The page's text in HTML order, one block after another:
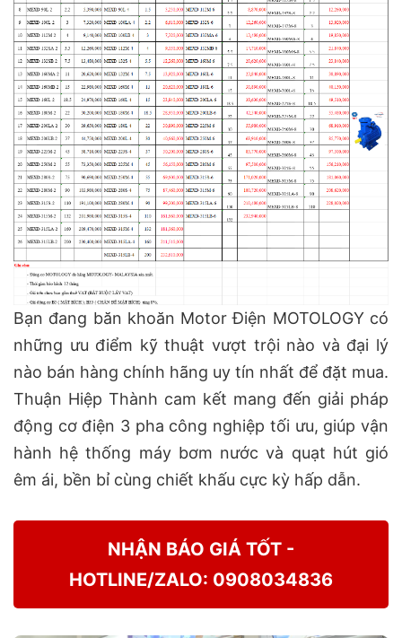
Bạn đang băn khoăn Motor Điện MOTOLOGY có
những ưu điểm kỹ thuật vượt trội nào và đại lý
nào bán hàng chính hãng uy tín nhất để đặt mua.
Thuận Hiệp Thành cam kết mang đến giải pháp
động cơ điện 3 pha công nghiệp tối ưu, giúp vận
hành hệ thống máy bơm nước và quạt hút gió
êm ái, bền bỉ cùng chiết khấu cực kỳ hấp dẫn.
NHẬN BÁO GIÁ TỐT -
HOTLINE/ZALO: 0908034836